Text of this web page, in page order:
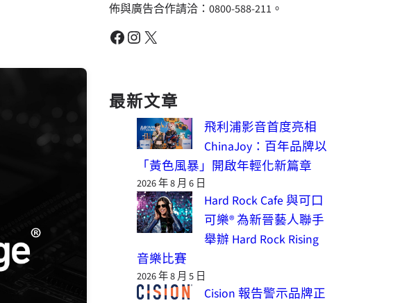
佈與廣告合作請洽：0800-588-211。
Facebook Instagram X
最新文章
飛利浦影音首度亮相
ChinaJoy：百年品牌以
「黃色風暴」開啟年輕化新篇章
2026 年 8 月 6 日
Hard Rock Cafe 與可口
可樂® 為新晉藝人聯手
舉辦 Hard Rock Rising
音樂比賽
2026 年 8 月 5 日
Cision 報告警示品牌正